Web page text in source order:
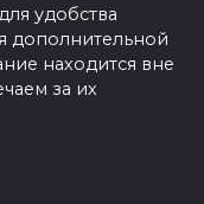
удобства
дополнительной
находится вне
за их